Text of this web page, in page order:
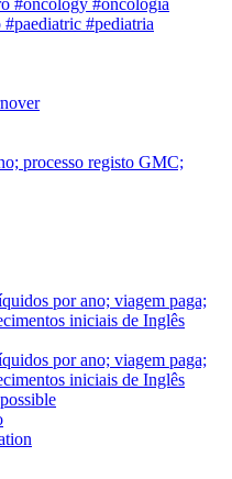
#pediatria
processo registo GMC;
por ano; viagem paga;
iniciais de Inglês
por ano; viagem paga;
iniciais de Inglês